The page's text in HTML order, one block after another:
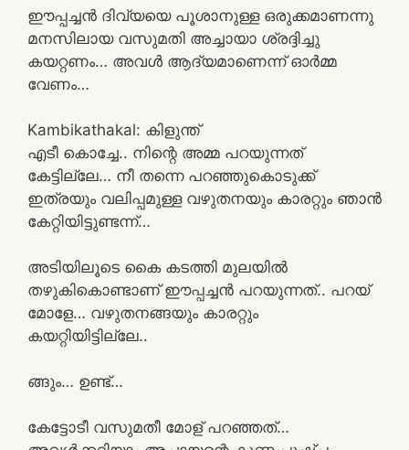
ഈപ്പച്ചൻ ദിവ്യയെ പൂശാനുള്ള ഒരുക്കമാണന്നു
മനസിലായ വസുമതി അച്ചായാ ശ്രദ്ദിച്ചു
കയറ്റണം… അവൾ ആദ്യമാണെന്ന് ഓർമ്മ
വേണം…
Kambikathakal: കിളുന്ത്
എടീ കൊച്ചേ.. നിന്റെ അമ്മ പറയുന്നത്
കേട്ടില്ലേ… നീ തന്നെ പറഞ്ഞുകൊടുക്ക്
ഇത്രയും വലിപ്പമുള്ള വഴുതനയും കാരറ്റും ഞാൻ
കേറ്റിയിട്ടുണ്ടന്ന്…
അടിയിലൂടെ കൈ കടത്തി മുലയിൽ
തഴുകികൊണ്ടാണ് ഈപ്പച്ചൻ പറയുന്നത്.. പറയ്
മോളേ… വഴുതനങ്ങയും കാരറ്റും
കയറ്റിയിട്ടില്ലേ..
ങ്ങും… ഉണ്ട്…
കേട്ടോടീ വസുമതീ മോള് പറഞ്ഞത്…